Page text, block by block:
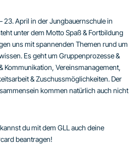
23. April in der Jungbauernschule in
unter dem Motto Spaß & Fortbildung
uns mit spannenden Themen rund um
Es geht um Gruppenprozesse &
Kommunikation, Vereinsmanagement,
& Zuschussmöglichkeiten. Der
kommen natürlich auch nicht
du mit dem GLL auch deine
beantragen!